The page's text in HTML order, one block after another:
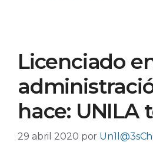
Licenciado
hace: UNILA
29 abril 2020 por